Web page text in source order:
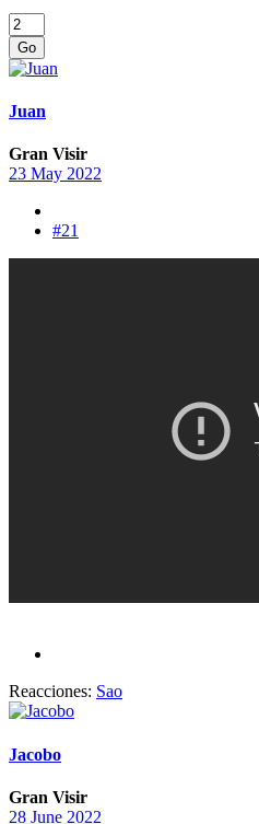
Go
Juan
Gran Visir
23 May 2022
#21
Reacciones: Sao
Jacobo
Gran Visir
28 June 2022